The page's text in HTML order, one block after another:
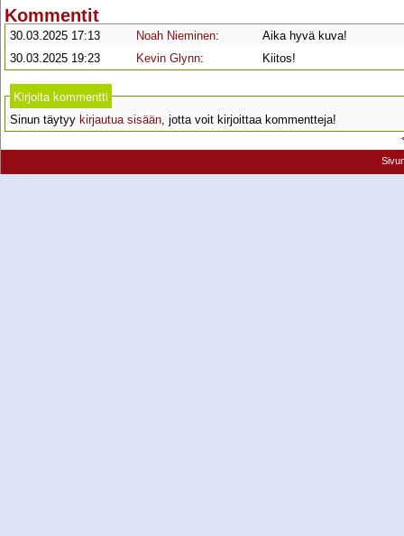
Kommentit
30.03.2025 17:13 Noah Nieminen:
Aika hyvä kuva!
30.03.2025 19:23
Kevin Glynn: Kiitos!
Kirjoita kommentti
Sinun täytyy kirjautua sisään, jotta voit kirjoittaa kommentteja!